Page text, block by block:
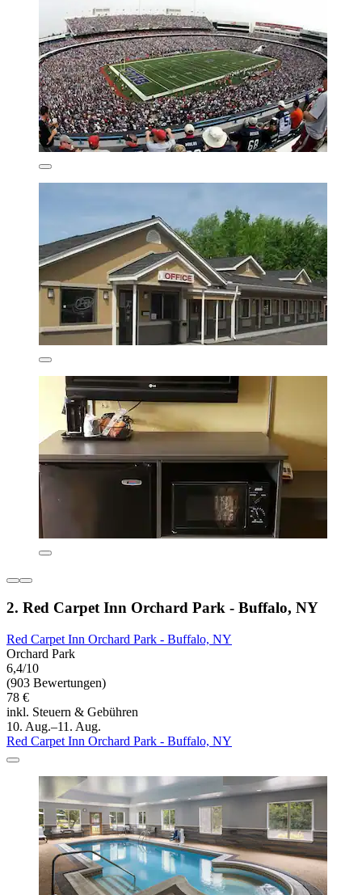
2. Red Carpet Inn Orchard Park - Buffalo, NY
Red Carpet Inn Orchard Park - Buffalo, NY
Orchard Park
6,4/10
(903 Bewertungen)
78 €
inkl. Steuern & Gebühren
10. Aug.–11. Aug.
Red Carpet Inn Orchard Park - Buffalo, NY